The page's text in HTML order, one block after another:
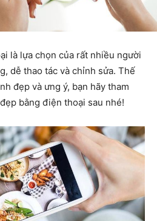
là lựa chọn của rất nhiều người
dễ thao tác và chỉnh sửa. Thế
đẹp và ưng ý, bạn hãy tham
bằng điện thoại sau nhé!